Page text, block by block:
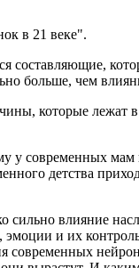
в 21 веке".
составляющие,
больше, чем
которые лежат
у современных мам
детства
сильно влияние
и их
современных